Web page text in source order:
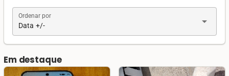
Data +/-
Ordenar por arrow_drop_down
Em destaque